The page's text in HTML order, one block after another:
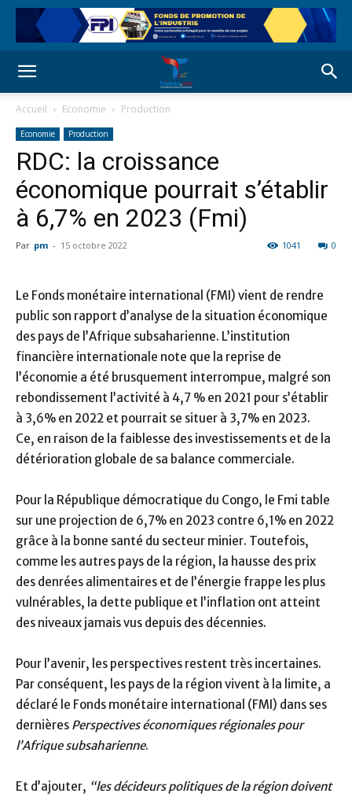
Accueil Economie Production
Economie Production
RDC: la croissance
économique pourrait s’établir
à 6,7% en 2023 (Fmi)
Par pm - 15 octobre 2022 0
1041
Le Fonds monétaire international (FMI) vient de rendre
public son rapport d’analyse de la situation économique
des pays de l’Afrique subsaharienne. L’institution
financière internationale note que la reprise de
l’économie a été brusquement interrompue, malgré son
rebondissement l’activité à 4,7 % en 2021 pour s’établir
à 3,6% en 2022 et pourrait se situer à 3,7% en 2023.
Ce, en raison de la faiblesse des investissements et de la
détérioration globale de sa balance commerciale.
Pour la République démocratique du Congo, le Fmi table
sur une projection de 6,7% en 2023 contre 6,1% en 2022
grâce à la bonne santé du secteur minier. Toutefois,
comme les autres pays de la région, la hausse des prix
des denrées alimentaires et de l’énergie frappe les plus
vulnérables, la dette publique et l’inflation ont atteint
des niveaux jamais vus depuis des décennies.
Pour l’avenir, les perspectives restent très incertaines.
Par conséquent, les pays de la région vivent à la limite, a
déclaré le Fonds monétaire international (FMI) dans ses
dernières Perspectives économiques régionales pour
l’Afrique subsaharienne.
Et d’ajouter, “les décideurs politiques de la région doivent